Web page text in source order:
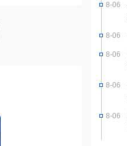
8-06
8-06
8-06
8-06
8-06